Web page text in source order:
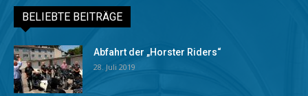
BELIEBTE BEITRÄGE
Abfahrt der „Horster Riders“
28. Juli 2019